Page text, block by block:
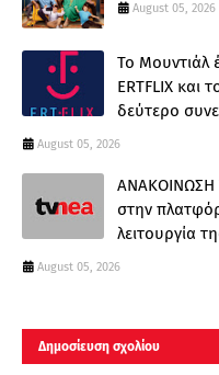
August 05, 2026
Το Μουντιάλ
ERTFLIX και
δεύτερο
August 05, 2026
ΑΝΑΚΟΙΝΩΣΗ
στην
λειτουργία
August 05, 2026
Δημοσίευση σχολίου